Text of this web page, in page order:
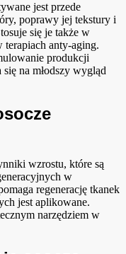
jest przede
poprawy jej tekstury i
się je także w
anty-aging.
produkcji
na młodszy wygląd
wzrostu, które są
w
regenerację tkanek
jest aplikowane.
narzędziem w